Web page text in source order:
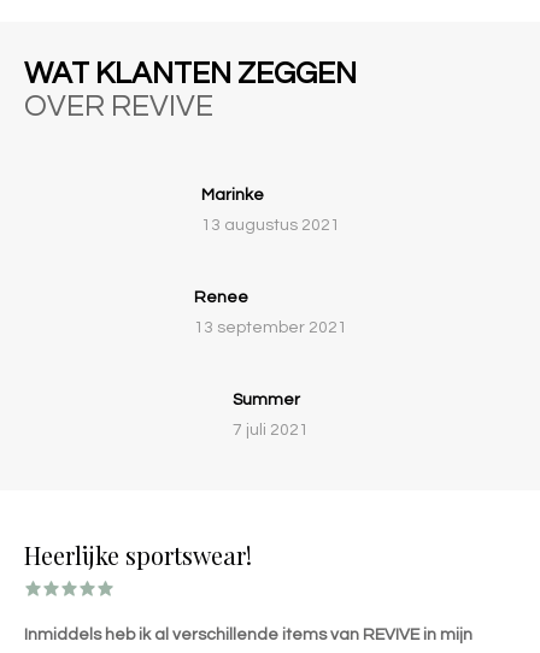
WAT KLANTEN ZEGGEN
OVER REVIVE
Marinke
13 augustus 2021
Renee
13 september 2021
Summer
7 juli 2021
Heerlijke sportswear!
Inmiddels heb ik al verschillende items van REVIVE in mijn